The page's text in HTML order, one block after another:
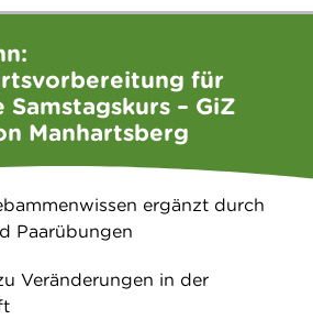
für
Samstagskurs – GiZ
Manhartsberg
ergänzt durch
Paarübungen
Veränderungen in der